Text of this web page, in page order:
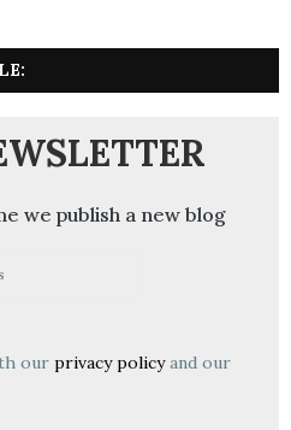
we publish a new blog
our privacy policyand our